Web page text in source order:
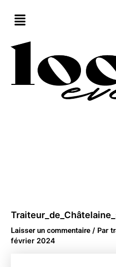
Laisser un commentaire / Par
février 2024